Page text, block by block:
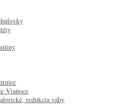
Vianoce
redukcia váhy